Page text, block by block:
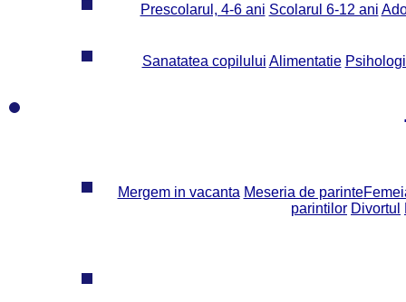
Prescolarul, 4-6 ani Scolarul 6-12 ani
Sanatatea copilului Alimentatie
Mergem in vacanta Meseria de parinte
parintilor Divortul